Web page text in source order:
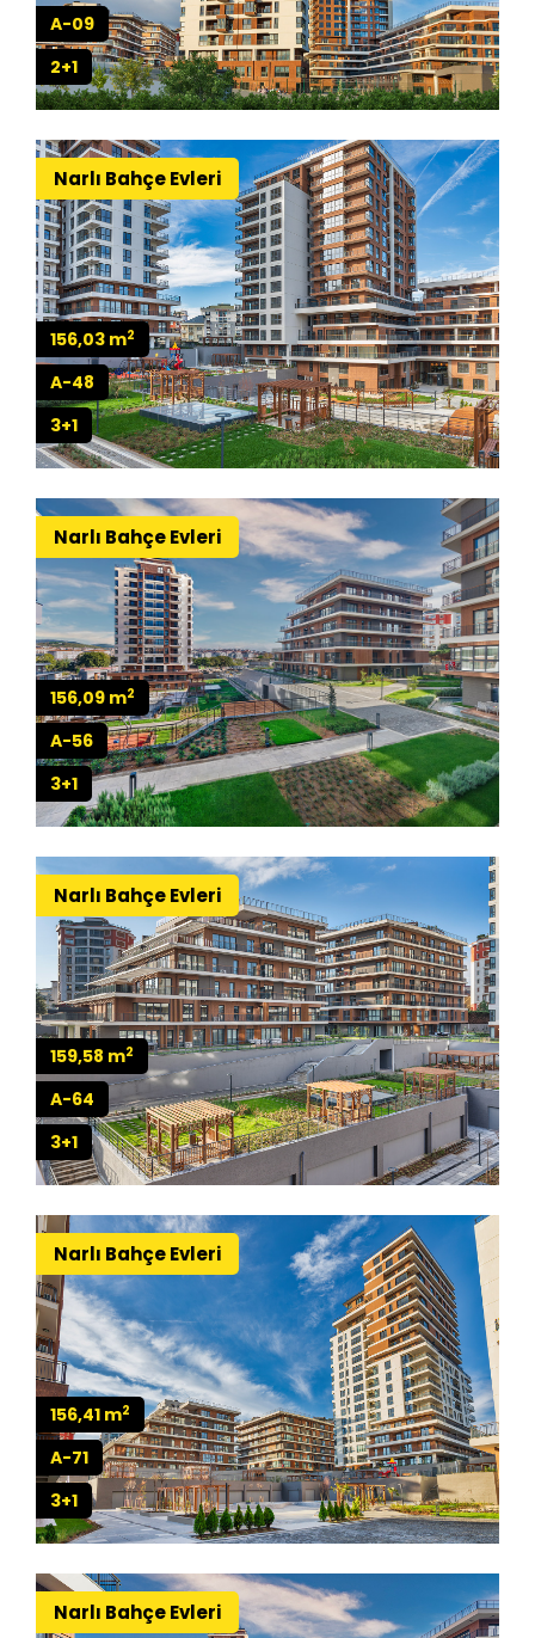
A-09
2+1
Narlı Bahçe Evleri
156,03 m2
A-48
3+1
Narlı Bahçe Evleri
156,09 m2
A-56
3+1
Narlı Bahçe Evleri
159,58 m2
A-64
3+1
Narlı Bahçe Evleri
156,41 m2
A-71
3+1
Narlı Bahçe Evleri